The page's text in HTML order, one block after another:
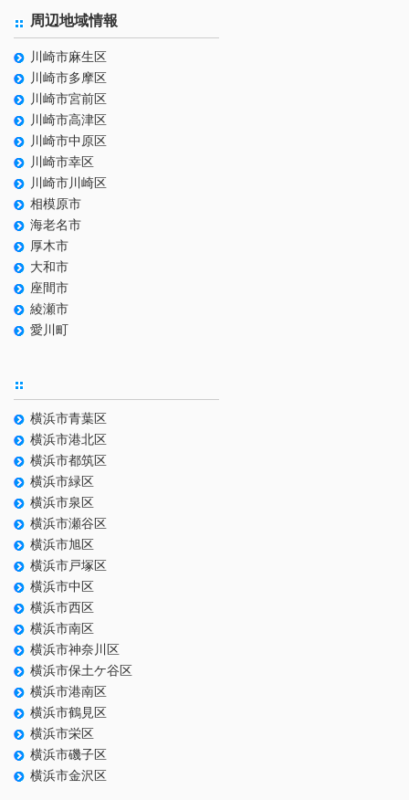
周辺地域情報
川崎市麻生区
川崎市多摩区
川崎市宮前区
川崎市高津区
川崎市中原区
川崎市幸区
川崎市川崎区
相模原市
海老名市
厚木市
大和市
座間市
綾瀬市
愛川町
横浜市青葉区
横浜市港北区
横浜市都筑区
横浜市緑区
横浜市泉区
横浜市瀬谷区
横浜市旭区
横浜市戸塚区
横浜市中区
横浜市西区
横浜市南区
横浜市神奈川区
横浜市保土ケ谷区
横浜市港南区
横浜市鶴見区
横浜市栄区
横浜市磯子区
横浜市金沢区